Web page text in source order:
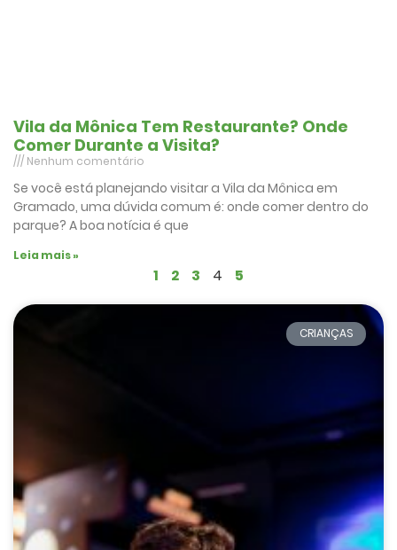
Vila da Mônica Tem Restaurante? Onde
Comer Durante a Visita?
Nenhum comentário
Se você está planejando visitar a Vila da Mônica em
Gramado, uma dúvida comum é: onde comer dentro do
parque? A boa notícia é que
Leia mais »
1 2 3 4 5
CRIANÇAS